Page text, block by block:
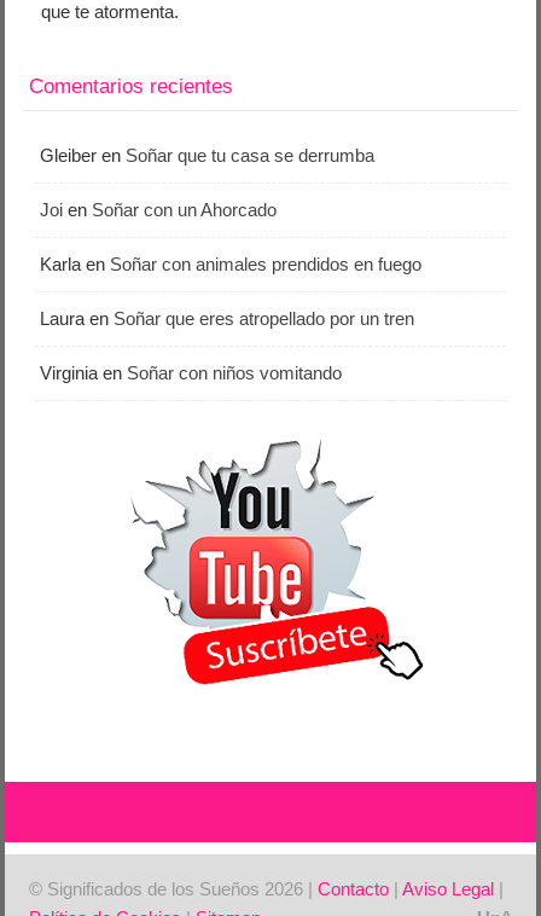
que te atormenta.
Comentarios recientes
Gleiber en Soñar que tu casa se derrumba
Joi en Soñar con un Ahorcado
Karla en Soñar con animales prendidos en fuego
Laura en Soñar que eres atropellado por un tren
Virginia en Soñar con niños vomitando
© Significados de los Sueños 2026 |Contacto |Aviso Legal |